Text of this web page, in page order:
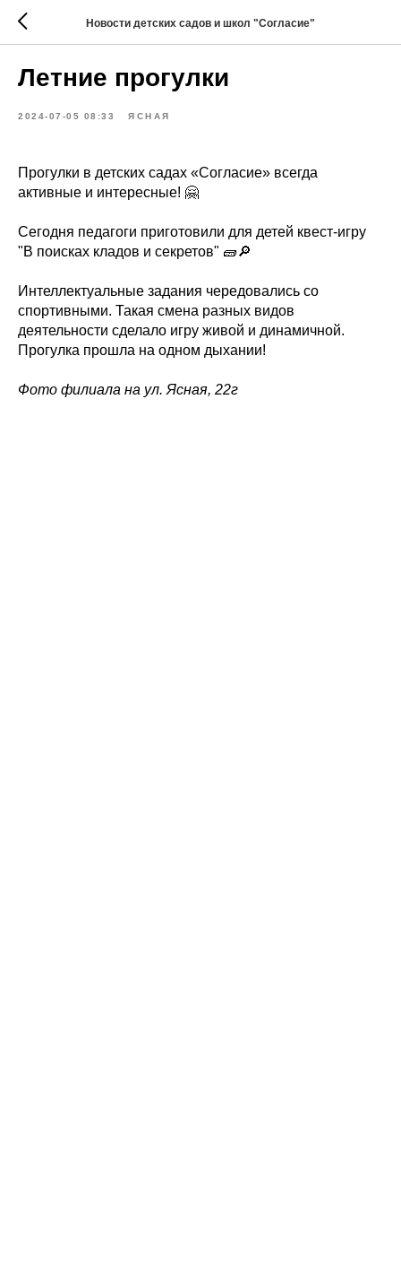
Новости детских садов и школ "Согласие"
Летние прогулки
2024-07-05 08:33 ЯСНАЯ
Прогулки в детских садах «Согласие» всегда
активные и интересные! 🤗
Сегодня педагоги приготовили для детей квест-игру
"В поисках кладов и секретов" 🧱🔎
Интеллектуальные задания чередовались со
спортивными. Такая смена разных видов
деятельности сделало игру живой и динамичной.
Прогулка прошла на одном дыхании!
Фото филиала на ул. Ясная, 22г